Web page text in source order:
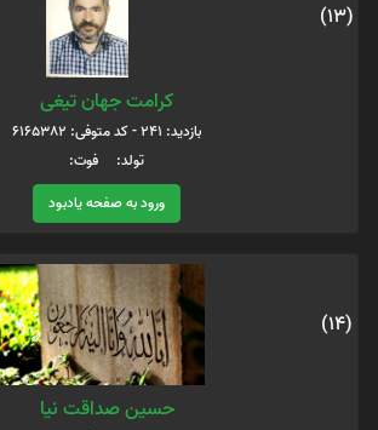
(13)
کرامت جهان تیغی
بازدید: 241 - کد متوفی: 6165382
تولد: فوت:
ورود به صفحه یادبود
(14)
حسین صداقت نیا